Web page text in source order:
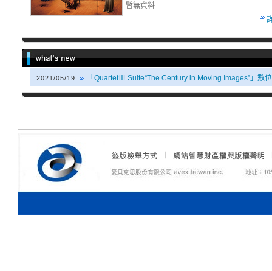
暫無資料
2021/05/19 「QuartetⅢ Suite“The Century in Moving Images”」數